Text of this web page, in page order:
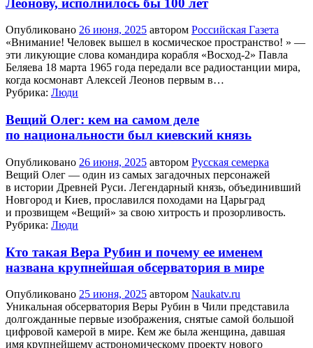
Леонову, исполнилось бы 100 лет
Опубликовано 26 июня, 2025 автором Российская Газета
«Внимание! Человек вышел в космическое пространство! » —
эти ликующие слова командира корабля «Восход-2» Павла
Беляева 18 марта 1965 года передали все радиостанции мира,
когда космонавт Алексей Леонов первым в…
Рубрика: Люди
Вещий Олег: кем на самом деле
по национальности был киевский князь
Опубликовано 26 июня, 2025 автором Русская семерка
Вещий Олег — один из самых загадочных персонажей
в истории Древней Руси. Легендарный князь, объединивший
Новгород и Киев, прославился походами на Царьград
и прозвищем «Вещий» за свою хитрость и прозорливость.
Рубрика: Люди
Кто такая Вера Рубин и почему ее именем
названа крупнейшая обсерватория в мире
Опубликовано 25 июня, 2025 автором Naukatv.ru
Уникальная обсерватория Веры Рубин в Чили представила
долгожданные первые изображения, снятые самой большой
цифровой камерой в мире. Кем же была женщина, давшая
имя крупнейшему астрономическому проекту нового